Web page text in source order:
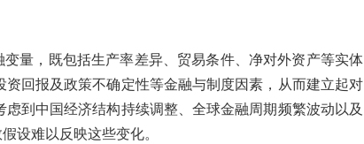
量，既包括生产率差异、贸易条件、净对外资产等实体
回报及政策不确定性等金融与制度因素，从而建立起对
到中国经济结构持续调整、全球金融周期频繁波动以及
设难以反映这些变化。